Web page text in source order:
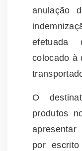
anulação
colocado à
O
produtos
por